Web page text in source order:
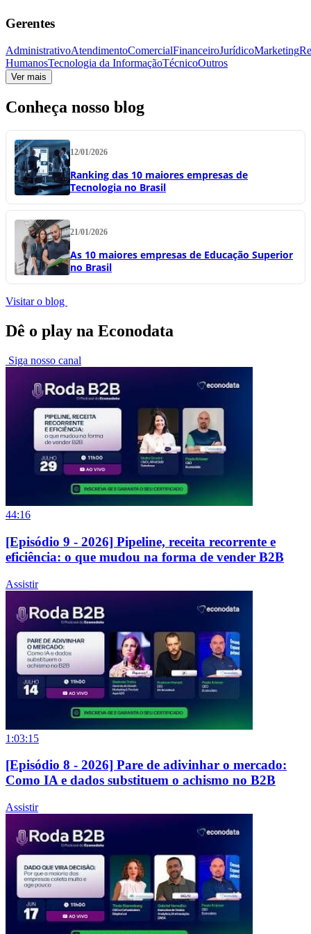
Gerentes
AdministrativoAtendimentoComercialFinanceiroJurídicoMarketing
HumanosTecnologia da InformaçãoTécnicoOutros
Ver mais
Conheça nosso blog
12/01/2026
Ranking das 10 maiores empresas de
Tecnologia no Brasil
21/01/2026
As 10 maiores empresas de Educação Superior
no Brasil
Visitar o blog
Dê o play na Econodata
Siga nosso canal
44:16
[Episódio 9 - 2026] Pipeline, receita recorrente e
eficiência: o que mudou na forma de vender B2B
Assistir
1:03:15
[Episódio 8 - 2026] Pare de adivinhar o mercado:
Como IA e dados substituem o achismo no B2B
Assistir